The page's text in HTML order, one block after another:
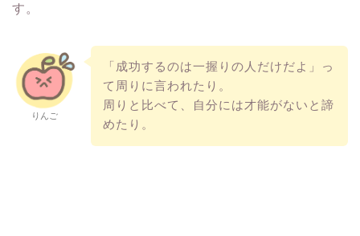
す。
りんご
「成功するのは一握りの人だけだよ」っ
て周りに言われたり。
周りと比べて、自分には才能がないと諦
めたり。